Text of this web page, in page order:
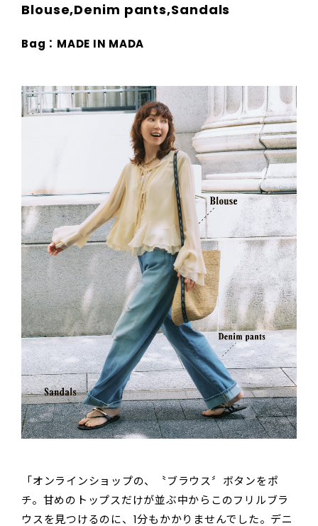
Blouse,Denim pants,Sandals
Bag：MADE IN MADA
「オンラインショップの、〝ブラウス〞ボタンをポ
チ。甘めのトップスだけが並ぶ中からこのフリルブラ
ウスを見つけるのに、1分もかかりませんでした。デニ